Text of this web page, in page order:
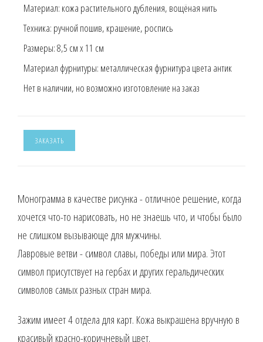
Материал: кожа растительного дубления, вощёная нить
Техника: ручной пошив, крашение, роспись
Размеры:8,5 см х 11 см
Материал фурнитуры: металлическая фурнитура цвета антик
Нет в наличии, но возможно изготовление на заказ
ЗАКАЗАТЬ
Монограмма в качестве рисунка - отличное решение, когда
хочется что-то нарисовать, но не знаешь что, и чтобы было
не слишком вызывающе для мужчины.
Лавровые ветви - символ славы, победы или мира. Этот
символ присутствует на гербах и других геральдических
символов самых разных стран мира.
Зажим имеет 4 отдела для карт. Кожа выкрашена вручную в
красивый красно-коричневый цвет.